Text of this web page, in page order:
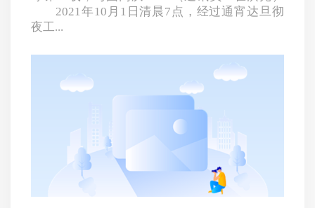
2021年10月1日清晨7点，经过通宵达旦彻
夜工...